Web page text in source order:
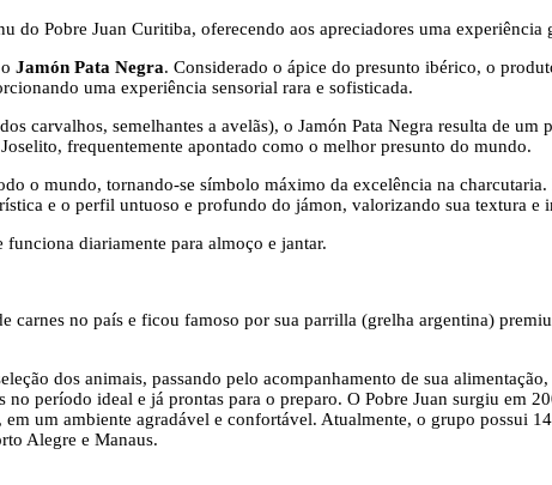
do Pobre Juan Curitiba, oferecendo aos apreciadores uma experiência
Jamón Pata Negra. Considerado o ápice do presunto ibérico, o
uma experiência sensorial rara e sofisticada.
carvalhos, semelhantes a avelãs), o Jamón Pata Negra resulta de um
frequentemente apontado como o melhor presunto do mundo.
o mundo, tornando-se símbolo máximo da excelência na
e o perfil untuoso e profundo do jámon, valorizando sua textura e
diariamente para almoço e jantar.
carnes no país e ficou famoso por sua parrilla (grelha argentina)
dos animais, passando pelo acompanhamento de sua
período ideal e já prontas para o preparo. O Pobre Juan surgiu em
um ambiente agradável e confortável. Atualmente, o grupo possui
Alegre e Manaus.